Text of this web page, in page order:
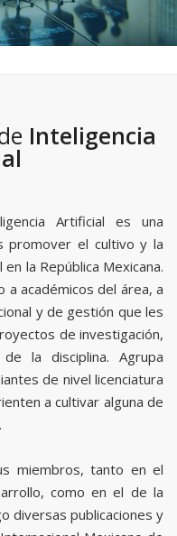
Inteligencia
Artificial es una
promover el cultivo y la
la República Mexicana.
académicos del área, a
y de gestión que les
de investigación,
la disciplina. Agrupa
de nivel licenciatura
a cultivar alguna de
miembros, tanto en el
como en el de la
diversas publicaciones y